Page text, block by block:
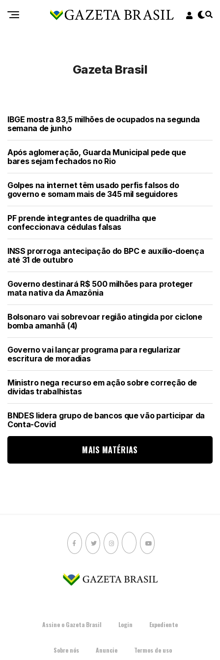
Gazeta Brasil
IBGE mostra 83,5 milhões de ocupados na segunda
semana de junho
Após aglomeração, Guarda Municipal pede que
bares sejam fechados no Rio
Golpes na internet têm usado perfis falsos do
governo e somam mais de 345 mil seguidores
PF prende integrantes de quadrilha que
confeccionava cédulas falsas
INSS prorroga antecipação do BPC e auxílio-doença
até 31 de outubro
Governo destinará R$ 500 milhões para proteger
mata nativa da Amazônia
Bolsonaro vai sobrevoar região atingida por ciclone
bomba amanhã (4)
Governo vai lançar programa para regularizar
escritura de moradias
Ministro nega recurso em ação sobre correção de
dívidas trabalhistas
BNDES lidera grupo de bancos que vão participar da
Conta-Covid
MAIS MATÉRIAS
Assine o Gazeta Brasil Login Expediente
Sobre nós Anuncie Termos de uso